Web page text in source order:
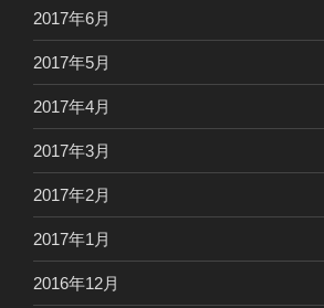
2017年6月
2017年5月
2017年4月
2017年3月
2017年2月
2017年1月
2016年12月